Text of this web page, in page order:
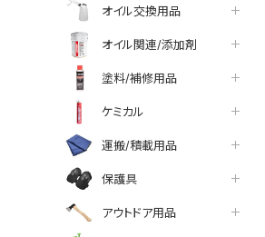
オイル交換用品
オイル関連/添加剤
塗料/補修用品
ケミカル
運搬/積載用品
保護具
アウトドア用品